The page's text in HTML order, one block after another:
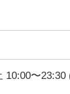
10:00〜23:30